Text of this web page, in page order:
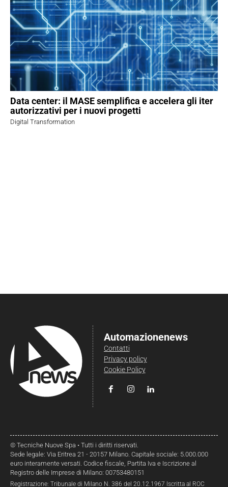
Data center: il MASE semplifica e accelera gli iter
autorizzativi per i nuovi progetti
Digital Transformation
Automazionenews
Contatti
Privacy policy
Cookie Policy
© Tecniche Nuove Spa • Tutti i diritti riservati.
Sede legale: Via Eritrea 21 - 20157 Milano. Capitale sociale: 5.000.000
euro interamente versati. Codice fiscale, Partita Iva e Iscrizione al
Registro delle Imprese di Milano: 00753480151
Registrazione: Tribunale di Milano N. 386 del 20.12.1967 Iscritta al ROC